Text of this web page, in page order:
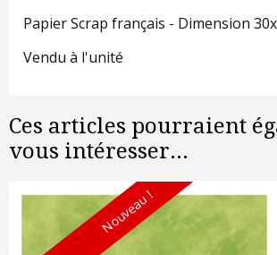
Papier Scrap français - Dimension
Vendu à l'unité
Ces articles pourraient
vous intéresser...
Nouveau !